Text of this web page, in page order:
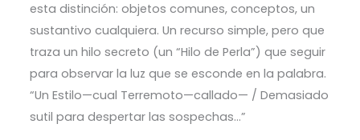
esta distinción: objetos comunes, conceptos, un
sustantivo cualquiera. Un recurso simple, pero que
traza un hilo secreto (un “Hilo de Perla”) que seguir
para observar la luz que se esconde en la palabra.
“Un Estilo—cual Terremoto—callado— / Demasiado
sutil para despertar las sospechas…”